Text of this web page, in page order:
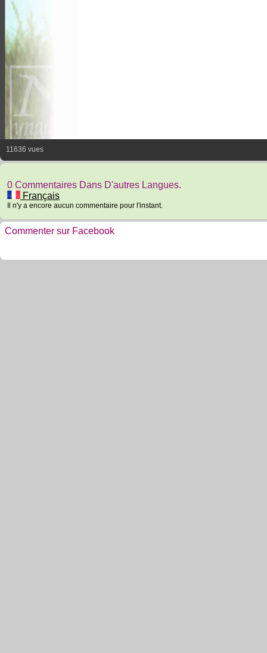
11636 vues
0 Commentaires Dans D'autres Langues.
Français
Il n'y a encore aucun commentaire pour l'instant.
Commenter sur Facebook